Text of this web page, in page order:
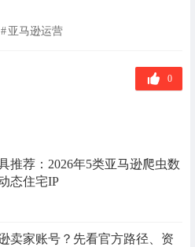
亚马逊运营
0
推荐：2026年5类亚马逊爬虫数
态住宅IP
卖家账号？先看官方路径、资